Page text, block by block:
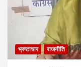
भ्रष्टाचार राजनीति